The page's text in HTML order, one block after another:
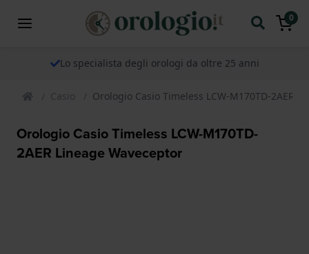
0
Lo specialista degli orologi da oltre 25 anni
Casio Orologio Casio Timeless LCW-M170TD-2AER
Orologio Casio Timeless LCW-M170TD-
2AER Lineage Waveceptor